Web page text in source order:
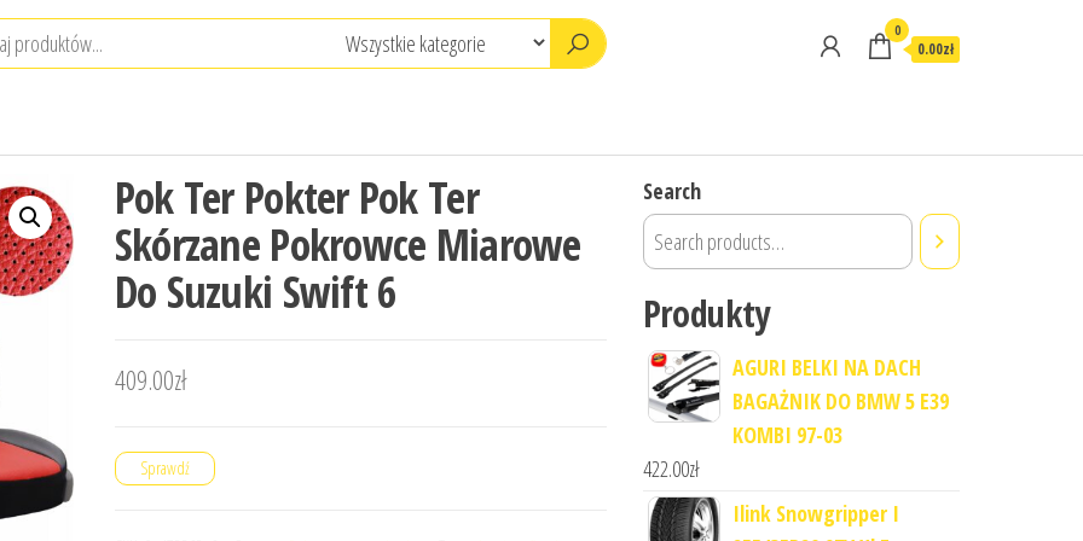
0
0.00zł
Pok Ter Pokter Pok Ter
Skórzane Pokrowce Miarowe
Do Suzuki Swift 6
409.00zł
Sprawdź
Search
Produkty
AGURI BELKI NA DACH
BAGAŻNIK DO BMW 5 E39
KOMBI 97-03
422.00zł
Ilink Snowgripper I